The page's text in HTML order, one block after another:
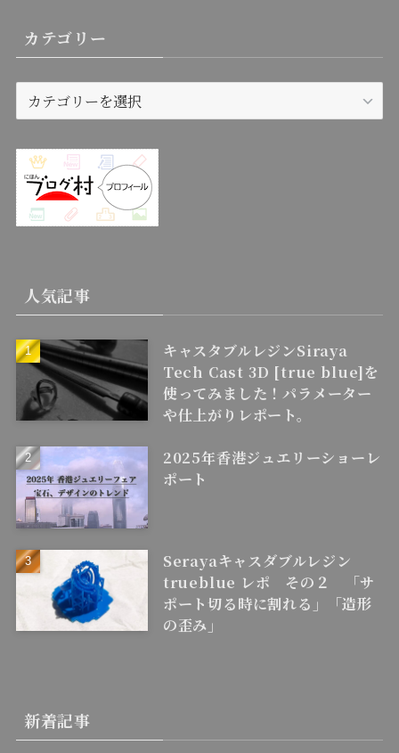
カテゴリー
テ
リ
ー
人気記事
キャスタブルレジンSiraya
Tech Cast 3D [true blue]を
使ってみました！パラメーター
や仕上がりレポート。
2025年香港ジュエリーショーレ
ポート
Serayaキャスダブルレジン
trueblue レポ その２ 「サ
ポート切る時に割れる」「造形
の歪み」
新着記事